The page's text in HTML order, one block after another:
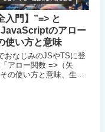
入門】”=> と
のアロー
使い方と意味
おなじみのJSやTSに登
アロー関数 =>（矢
の使い方と意味、生い